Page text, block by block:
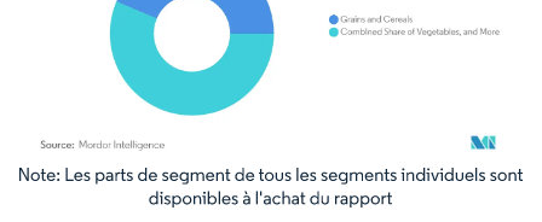
Image © Mordor Intelligence. La réutilisation nécessite une attribution sous CC BY